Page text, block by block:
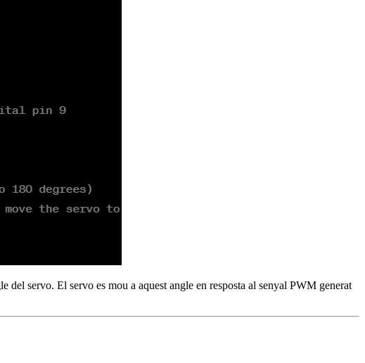
servo. El servo es mou a aquest angle en resposta al senyal PWM generat